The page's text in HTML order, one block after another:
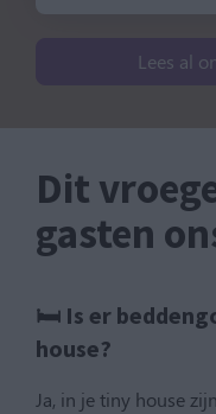
Lees al
Dit
gasten
🛏️ Is er
house?
Ja, in je tiny house